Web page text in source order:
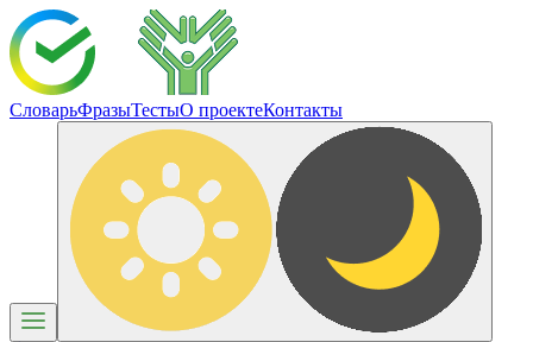
СловарьФразыТестыО проектеКонтакты